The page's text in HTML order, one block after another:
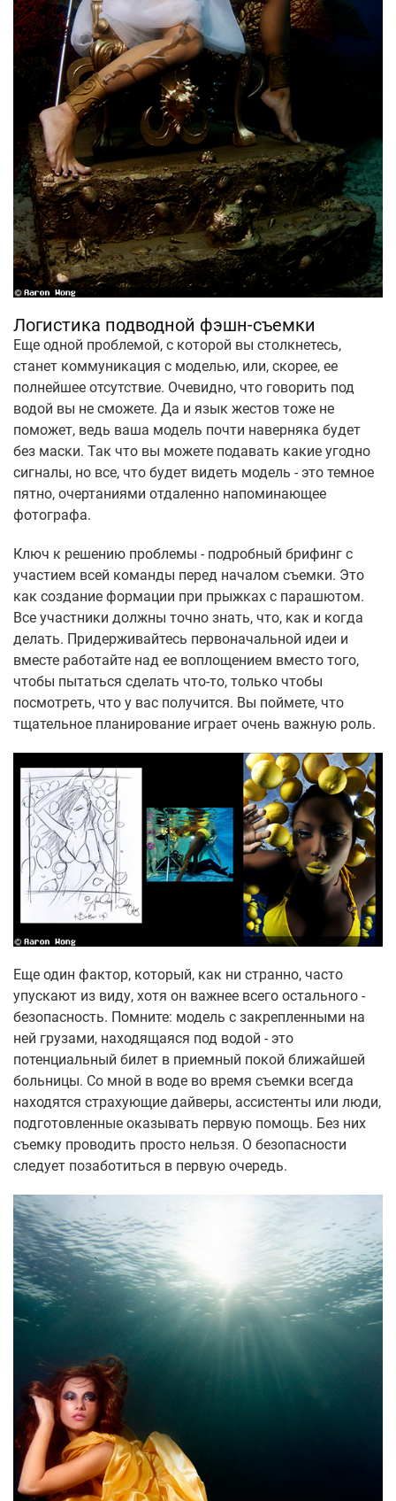
Логистика подводной фэшн-съемки
Еще одной проблемой, с которой вы столкнетесь,
станет коммуникация с моделью, или, скорее, ее
полнейшее отсутствие. Очевидно, что говорить под
водой вы не сможете. Да и язык жестов тоже не
поможет, ведь ваша модель почти наверняка будет
без маски. Так что вы можете подавать какие угодно
сигналы, но все, что будет видеть модель - это темное
пятно, очертаниями отдаленно напоминающее
фотографа.
Ключ к решению проблемы - подробный брифинг с
участием всей команды перед началом съемки. Это
как создание формации при прыжках с парашютом.
Все участники должны точно знать, что, как и когда
делать. Придерживайтесь первоначальной идеи и
вместе работайте над ее воплощением вместо того,
чтобы пытаться сделать что-то, только чтобы
посмотреть, что у вас получится. Вы поймете, что
тщательное планирование играет очень важную роль.
Еще один фактор, который, как ни странно, часто
упускают из виду, хотя он важнее всего остального -
безопасность. Помните: модель с закрепленными на
ней грузами, находящаяся под водой - это
потенциальный билет в приемный покой ближайшей
больницы. Со мной в воде во время съемки всегда
находятся страхующие дайверы, ассистенты или люди,
подготовленные оказывать первую помощь. Без них
съемку проводить просто нельзя. О безопасности
следует позаботиться в первую очередь.